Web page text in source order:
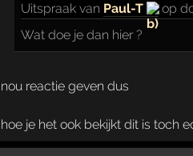
Uitspraakvan Paul-T op
Wat doe je dan hier ?
nou reactie geven dus
hoe je het ook bekijkt dit is toch